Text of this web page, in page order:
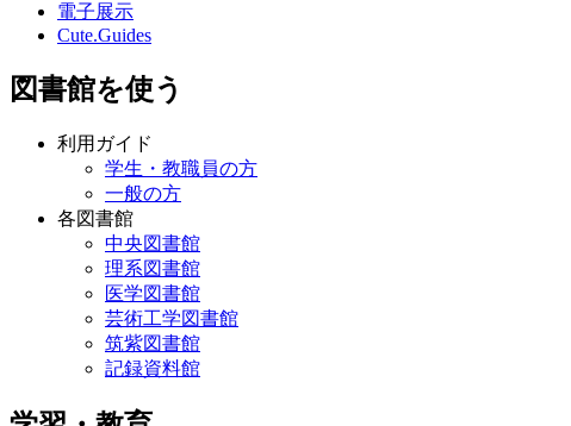
電子展示
Cute.Guides
図書館を使う
利用ガイド
学生・教職員の方
一般の方
各図書館
中央図書館
理系図書館
医学図書館
芸術工学図書館
筑紫図書館
記録資料館